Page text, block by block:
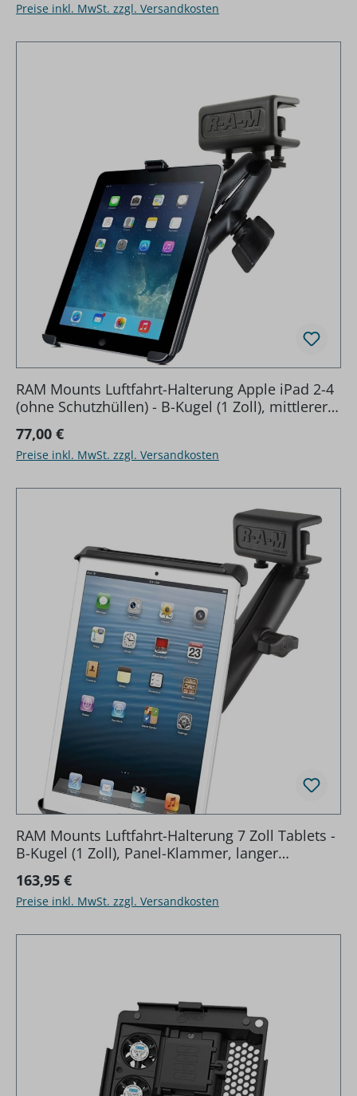
Preise inkl. MwSt. zzgl. Versandkosten
RAM Mounts Luftfahrt-Halterung Apple iPad 2-4
(ohne Schutzhüllen) - B-Kugel (1 Zoll), mittlerer
Verbindungsarm, Panelklammer
Regulärer Preis:
77,00 €
Preise inkl. MwSt. zzgl. Versandkosten
RAM Mounts Luftfahrt-Halterung 7 Zoll Tablets -
B-Kugel (1 Zoll), Panel-Klammer, langer
Verbindungsarm, Tab-Tite Halteschale
Regulärer Preis:
163,95 €
Preise inkl. MwSt. zzgl. Versandkosten